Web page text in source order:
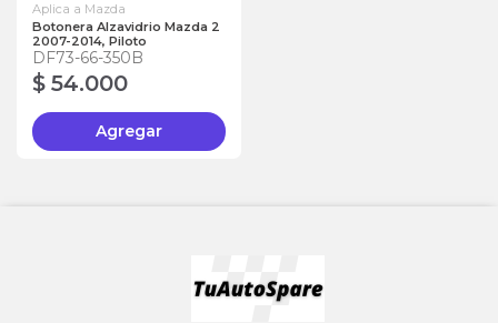
Aplica a Mazda
Botonera Alzavidrio Mazda 2
2007-2014, Piloto
DF73-66-350B
$ 54.000
Agregar